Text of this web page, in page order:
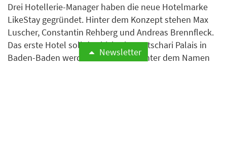
Drei Hotellerie-Manager​​​​​​​ haben die neue Hotelmarke
LikeStay gegründet. Hinter dem Konzept stehen Max
Luscher, Constantin Rehberg und Andreas Brennfleck.
Das erste Hotel soll das bisherige Batschari Palais in
Baden-Baden werden, das künftig unter dem Namen
Newsletter